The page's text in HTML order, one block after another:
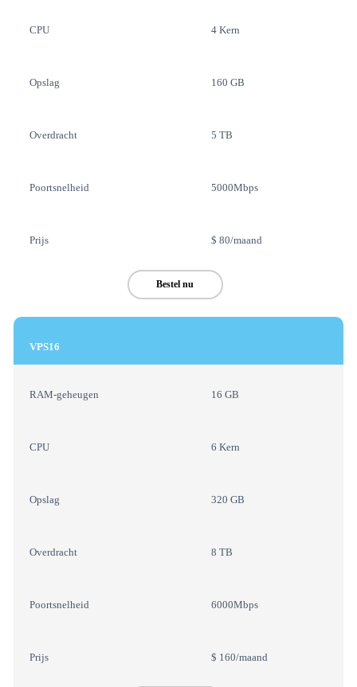
CPU
Opslag
Overdracht
Poortsnelheid
Prijs
4 Kern
160 GB
5 TB
5000Mbps
$ 80/maand
Bestel nu
VPS16
RAM-geheugen
CPU
Opslag
Overdracht
Poortsnelheid
Prijs
16 GB
6 Kern
320 GB
8 TB
6000Mbps
$ 160/maand